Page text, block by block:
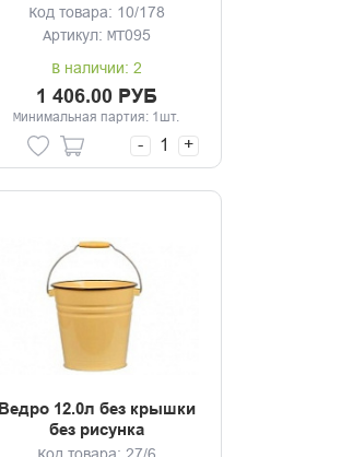
Код товара: 10/178
Артикул: МТ095
В наличии: 2
1 406.00 РУБ
Минимальная партия: 1шт.
- +
Ведро 12.0л без крышки
без рисунка